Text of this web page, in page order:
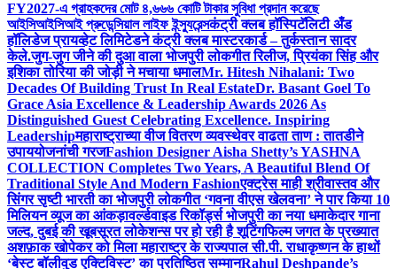
FY2027-এ গ্রাহকদের মোট ৪,৬৬৬ কোটি টাকার সুবিধা প্রদান করেছে
আইসিআইসিআই প্রুডেন্সিয়াল লাইফ ইন্স্যুরেন্সकंट्री क्लब हॉस्पिटॅलिटी अँड
हॉलिडेज प्रायव्हेट लिमिटेडने कंट्री क्लब मास्टरकार्ड – तुर्कस्तान सादर
केले.जुग-जुग जीने की दुआ वाला भोजपुरी लोकगीत रिलीज, प्रियंका सिंह और
इशिका तोरिया की जोड़ी ने मचाया धमालMr. Hitesh Nihalani: Two
Decades Of Building Trust In Real EstateDr. Basant Goel To
Grace Asia Excellence & Leadership Awards 2026 As
Distinguished Guest Celebrating Excellence. Inspiring
Leadershipमहाराष्ट्राच्या वीज वितरण व्यवस्थेवर वाढता ताण : तातडीने
उपाययोजनांची गरजFashion Designer Aisha Shetty’s YASHNA
COLLECTION Completes Two Years, A Beautiful Blend Of
Traditional Style And Modern Fashionएक्ट्रेस माही श्रीवास्तव और
सिंगर सृष्टी भारती का भोजपुरी लोकगीत ‘गवना वीएस खेलवना’ ने पार किया 10
मिलियन व्यूज का आंकड़ावर्ल्डवाइड रिकॉर्ड्स भोजपुरी का नया धमाकेदार गाना
जल्द, दुबई की खूबसूरत लोकेशन्स पर हो रही है शूटिंगफिल्म जगत के प्रख्यात
अशफ़ाक खोपेकर को मिला महाराष्ट्र के राज्यपाल सी.पी. राधाकृष्णन के हाथों
‘बेस्ट बॉलीवुड एक्टिविस्ट’ का प्रतिष्ठित सम्मानRahul Deshpande’s